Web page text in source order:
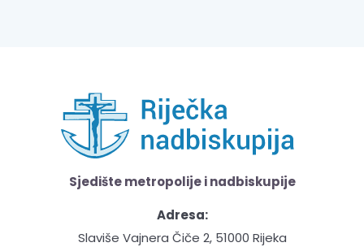
Sjedište metropolije i nadbiskupije
Adresa:
Slaviše Vajnera Čiče 2, 51000 Rijeka